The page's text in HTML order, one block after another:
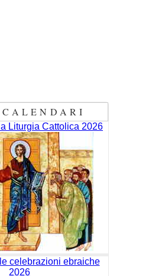
Liturgia Cattolica 2026
celebrazioni ebraiche
2026